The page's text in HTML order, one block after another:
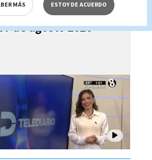
En Directo con Paula
de agosto 2026
MÁS ESTOY DE ACUERDO